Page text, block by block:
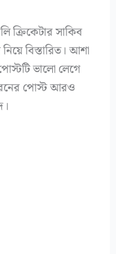
ক্রিকেটার সাকিব
বিস্তারিত। আশা
ভালো লেগে
পোস্ট আরও